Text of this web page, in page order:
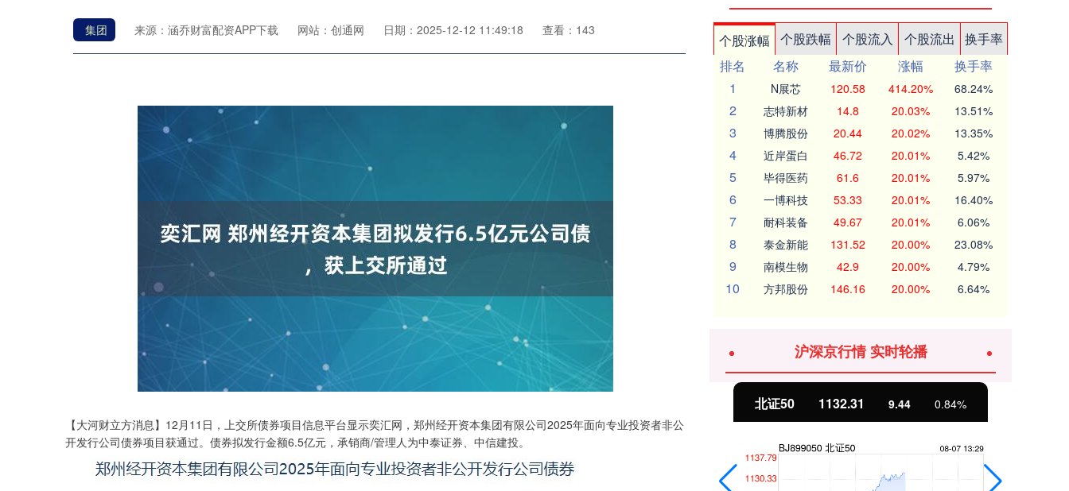
集团 来源：涵乔财富配资APP下载 网站：创通网 日期：2025-12-12 11:49:18 查看：143
【大河财立方消息】12月11日，上交所债券项目信息平台显示奕汇网，郑州经开资本集团有限公司2025年面向专业投资者非公
开发行公司债券项目获通过。债券拟发行金额6.5亿元，承销商/管理人为中泰证券、中信建投。
个股涨幅 个股跌幅 个股流入 个股流出
换手率
排名
名称 最新价 涨幅
换手率
1
N展芯 120.58 414.20% 68.24%
2 志特新材 14.8 20.03% 13.51%
3 博腾股份 20.44 20.02% 13.35%
4 近岸蛋白 46.72 20.01% 5.42%
5 毕得医药 61.6 20.01% 5.97%
6 一博科技 53.33 20.01% 16.40%
7 耐科装备 49.67 20.01% 6.06%
8 泰金新能 131.52 20.00% 23.08%
9 南模生物 42.9 20.00% 4.79%
10 方邦股份 146.16 20.00% 6.64%
沪深京行情 实时轮播
北证50 1132.31 9.44 0.84%